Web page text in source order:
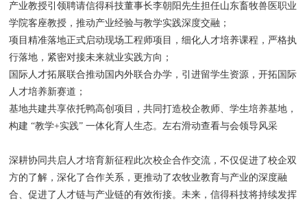
产业教授引领聘请信得科技董事长李朝阳先生担任山东畜牧兽医职业
学院客座教授，推动产业经验与教学实践深度交融；
项目精准落地正式启动现场工程师项目，细化人才培养课程，严格执
行落地，紧密对接未来就业实践方向；
国际人才拓展联合推动国内外联合办学，引进留学生资源，开拓国际
人才培养新赛道；
基地共建共享依托鸭高创项目，共同打造校企教师、学生培养基地，
构建 “教学+实践” 一体化育人生态。左右滑动查看与会领导风采
深耕协同共启人才培育新征程此次校企合作交流，不仅促进了校企双
方的了解，深化了合作关系，更推动了农牧业教育与产业的深度融
合、促进了人才链与产业链的有效衔接。未来，信得科技将持续发挥